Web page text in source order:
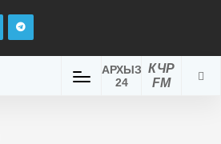
КЧР
FM
АРХЫЗ
24